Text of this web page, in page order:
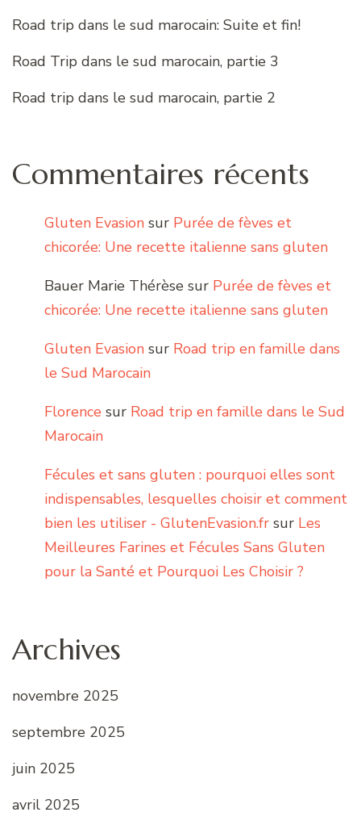
Road trip dans le sud marocain: Suite et fin!
Road Trip dans le sud marocain, partie 3
Road trip dans le sud marocain, partie 2
Commentaires récents
Gluten Evasion sur Purée de fèves et
chicorée: Une recette italienne sans gluten
Bauer Marie Thérèse sur Purée de fèves et
chicorée: Une recette italienne sans gluten
Gluten Evasion sur Road trip en famille dans
le Sud Marocain
Florence sur Road trip en famille dans le Sud
Marocain
Fécules et sans gluten : pourquoi elles sont
indispensables, lesquelles choisir et comment
bien les utiliser - GlutenEvasion.fr sur Les
Meilleures Farines et Fécules Sans Gluten
pour la Santé et Pourquoi Les Choisir ?
Archives
novembre 2025
septembre 2025
juin 2025
avril 2025